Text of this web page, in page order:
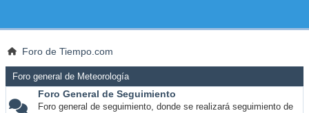
Foro de Tiempo.com
Foro general de Meteorología
Foro General de Seguimiento
Foro general de seguimiento, donde se realizará seguimiento de